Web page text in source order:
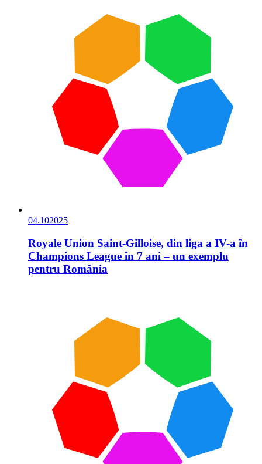
04.102025
Royale Union Saint-Gilloise, din liga a IV-a în
Champions League în 7 ani – un exemplu
pentru România